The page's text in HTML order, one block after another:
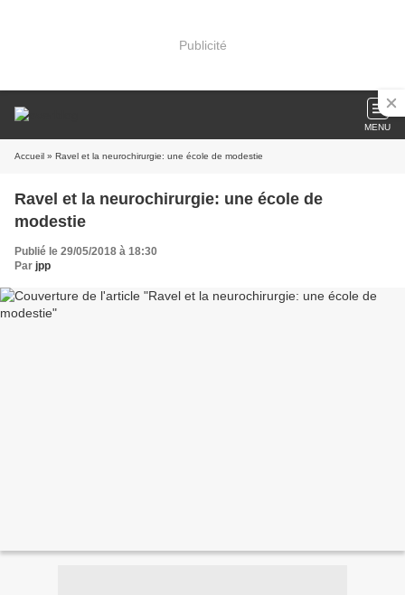
Publicité
MENU
Accueil » Ravel et la neurochirurgie: une école de modestie
Ravel et la neurochirurgie: une école de
modestie
Publié le 29/05/2018 à 18:30
Par jpp